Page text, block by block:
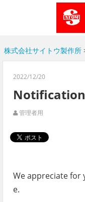
株式会社サイトウ製作所
2022/12/20
管理者用
We appreciate
e.